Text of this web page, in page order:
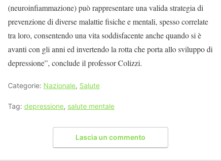
(neuroinfiammazione) può rappresentare una valida strategia di
prevenzione di diverse malattie fisiche e mentali, spesso correlate
tra loro, consentendo una vita soddisfacente anche quando si è
avanti con gli anni ed invertendo la rotta che porta allo sviluppo di
depressione”, conclude il professor Colizzi.
Categorie: Nazionale, Salute
Tag: depressione, salute mentale
Lascia un commento